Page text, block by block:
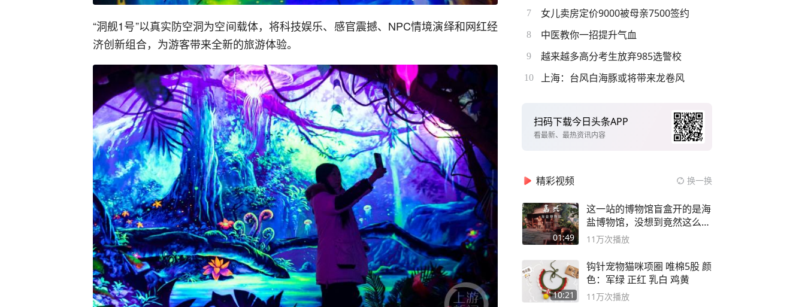
“洞舰1号”以真实防空洞为空间载体，将科技娱乐、感官震撼、NPC情境演绎和网红经
济创新组合，为游客带来全新的旅游体验。
7 女儿卖房定价9000被母亲7500签约
8 中医教你一招提升气血
9 越来越多高分考生放弃985选警校
10 上海：台风白海豚或将带来龙卷风
扫码下载今日头条APP
看最新、最热资讯内容
精彩视频 换一换
01:49
这一站的博物馆盲盒开的是海
盐博物馆，没想到竟然这么好
逛！
11万次播放
10:21
钩针宠物猫咪项圈 唯棉5股 颜
色：军绿 正红 乳白 鸡黄
11万次播放